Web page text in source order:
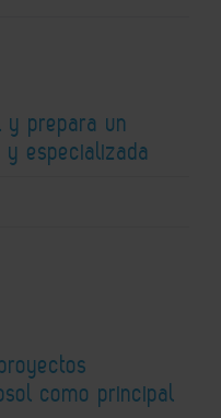
y prepara un
especializada
como principal